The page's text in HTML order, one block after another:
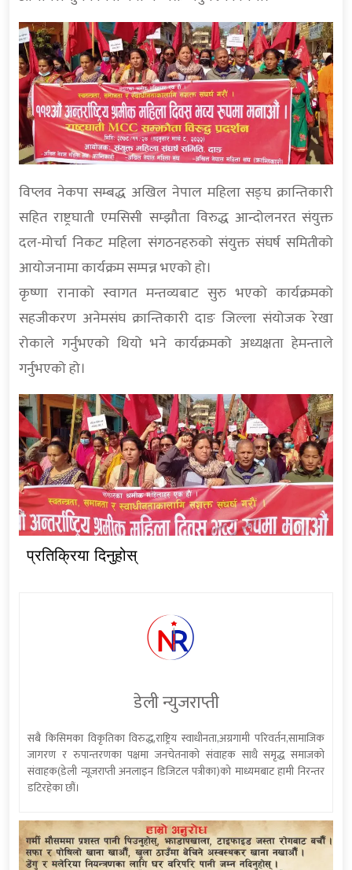
विप्लव नेकपा सम्बद्ध अखिल नेपाल महिला सङ्घ क्रान्तिकारी
सहित राष्ट्रघाती एमसिसी सम्झौता विरुद्ध आन्दोलनरत संयुक्त
दल-मोर्चा निकट महिला संगठनहरुको संयुक्त संघर्ष समितीको
आयोजनामा कार्यक्रम सम्पन्न भएको हो।
कृष्णा रानाको स्वागत मन्तव्यबाट सुरु भएको कार्यक्रमको
सहजीकरण अनेमसंघ क्रान्तिकारी दाङ जिल्ला संयोजक रेखा
रोकाले गर्नुभएको थियो भने कार्यक्रमको अध्यक्षता हेमन्ताले
गर्नुभएको हो।
प्रतिक्रिया दिनुहोस्
डेली न्युजराप्ती
सबै किसिमका विकृतिका विरुद्ध,राष्ट्रिय स्वाधीनता,अग्रगामी परिवर्तन,सामाजिक
जागरण र रुपान्तरणका पक्षमा जनचेतनाको संवाहक साथै समृद्ध समाजको
संवाहक(डेली न्यूजराप्ती अनलाइन डिजिटल पत्रीका)को माध्यमबाट हामी निरन्तर
डटिरहेका छौं।